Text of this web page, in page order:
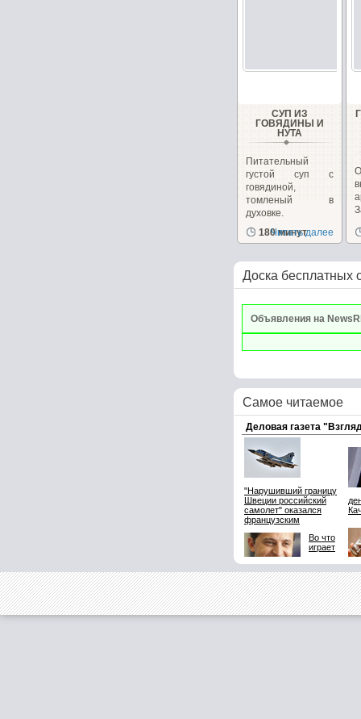
СУП ИЗ
ГОВЯДИНЫ И
НУТА
Питательный
густой суп с
говядиной,
томленый в
духовке.
180 минут
Читать далее
Доска бесплатных
Объявления на
Самое читаемое